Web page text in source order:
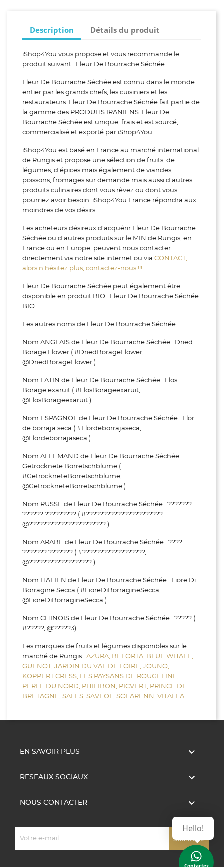
Description Détails du produit
iShop4You vous propose et vous recommande le
produit suivant : Fleur De Bourrache Séchée
Fleur De Bourrache Séchée est connu dans le monde
entier par les grands chefs, les cuisiniers et les
restaurateurs. Fleur De Bourrache Séchée fait partie de
la gamme des PRODUITS IRANIENS. Fleur De
Bourrache Séchée est unique, frais et est sourcé,
commercialisé et exporté par iShop4You.
iShop4You est basé en France au marché international
de Rungis et propose une sélection de fruits, de
légumes, d’épices mais également de viandes,
poissons, fromages sur demande mais aussi d’autres
produits culinaires dont vous rêvez ou dont vous
pourriez avoir besoin. iShop4You France répondra aux
moindres de vos désirs.
Les acheteurs désireux d'acquérir Fleur De Bourrache
Séchée ou d’autres produits sur le MIN de Rungis, en
France ou en Europe, peuvent nous contacter
directement via notre site internet ou via CONTACT,
alors n’hésitez plus, contactez-nous !!!
Fleur De Bourrache Séchée peut également être
disponible en produit BIO : Fleur De Bourrache Séchée
BIO
Les autres noms de Fleur De Bourrache Séchée :
Nom ANGLAIS de Fleur De Bourrache Séchée : Dried
Borage Flower ( #DriedBorageFlower,
@DriedBorageFlower )
Nom LATIN de Fleur De Bourrache Séchée : Flos
Borage exaruit ( #FlosBorageexaruit,
@FlosBorageexaruit )
Nom ESPAGNOL de Fleur De Bourrache Séchée : Flor
de borraja seca ( #Flordeborrajaseca,
@Flordeborrajaseca )
Nom ALLEMAND de Fleur De Bourrache Séchée :
Getrocknete Borretschblume (
#GetrockneteBorretschblume,
@GetrockneteBorretschblume )
Nom RUSSE de Fleur De Bourrache Séchée : ???????
?????? ????????? ( #??????????????????????,
@?????????????????????? )
Nom ARABE de Fleur De Bourrache Séchée : ????
??????? ??????? ( #??????????????????,
@?????????????????? )
Nom ITALIEN de Fleur De Bourrache Séchée : Fiore Di
Borragine Secca ( #FioreDiBorragineSecca,
@FioreDiBorragineSecca )
Nom CHINOIS de Fleur De Bourrache Séchée : ????? (
#?????, @?????3)
Les marques de fruits et légumes disponibles sur le
marché de Rungis : AZURA, BELORTA, BLUE WHALE,
GUENOT, JARDIN DU VAL DE LOIRE, JOUNO,
KOPPERT CRESS, LES PAYSANS DE ROUGELINE,
PERLE DU NORD, PHILIBON, PICVERT, PRINCE DE
BRETAGNE, SALES, SAVEOL, SOLARENN, VITALFA
EN SAVOIR PLUS 
RESEAUX SOCIAUX 
NOUS CONTACTER 
Contactez
Hello!